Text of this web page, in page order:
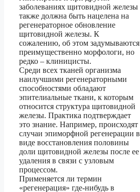
заболеваниях щитовидной железы
также должна быть нацелена на
регенераторное обновление
щитовидной железы. К
сожалению, об этом задумываются
преимущественно морфологи, но
редко – клиницисты.
Среди всех тканей организма
наилучшими регенераторными
способностями обладают
эпителиальные ткани, к которым
относится структура щитовидной
железы. Практика подтверждает
это знание. Например, происходят
случаи эпиморфной регенерации в
виде восстановления половины
доли щитовидной железы после ее
удаления в связи с узловым
процессом.
Применяется ли термин
«регенерация» где-нибудь в